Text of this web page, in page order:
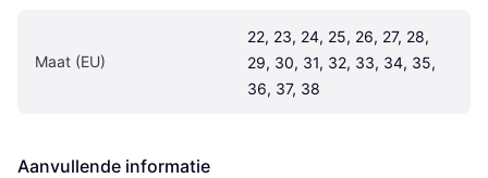
Maat (EU)
22, 23, 24, 25, 26, 27, 28,
29, 30, 31, 32, 33, 34, 35,
36, 37, 38
Aanvullende informatie